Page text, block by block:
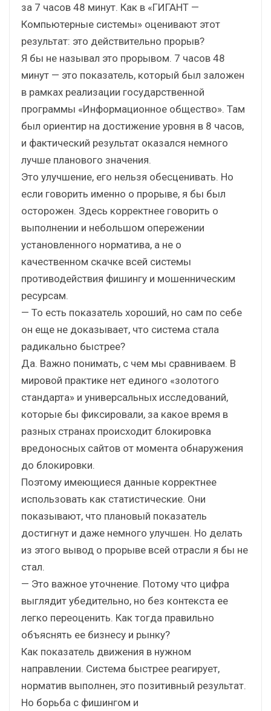
за 7 часов 48 минут. Как в «ГИГАНТ —
Компьютерные системы» оценивают этот
результат: это действительно прорыв?
Я бы не называл это прорывом. 7 часов 48
минут — это показатель, который был заложен
в рамках реализации государственной
программы «Информационное общество». Там
был ориентир на достижение уровня в 8 часов,
и фактический результат оказался немного
лучше планового значения.
Это улучшение, его нельзя обесценивать. Но
если говорить именно о прорыве, я бы был
осторожен. Здесь корректнее говорить о
выполнении и небольшом опережении
установленного норматива, а не о
качественном скачке всей системы
противодействия фишингу и мошенническим
ресурсам.
— То есть показатель хороший, но сам по себе
он еще не доказывает, что система стала
радикально быстрее?
Да. Важно понимать, с чем мы сравниваем. В
мировой практике нет единого «золотого
стандарта» и универсальных исследований,
которые бы фиксировали, за какое время в
разных странах происходит блокировка
вредоносных сайтов от момента обнаружения
до блокировки.
Поэтому имеющиеся данные корректнее
использовать как статистические. Они
показывают, что плановый показатель
достигнут и даже немного улучшен. Но делать
из этого вывод о прорыве всей отрасли я бы не
стал.
— Это важное уточнение. Потому что цифра
выглядит убедительно, но без контекста ее
легко переоценить. Как тогда правильно
объяснять ее бизнесу и рынку?
Как показатель движения в нужном
направлении. Система быстрее реагирует,
норматив выполнен, это позитивный результат.
Но борьба с фишингом и